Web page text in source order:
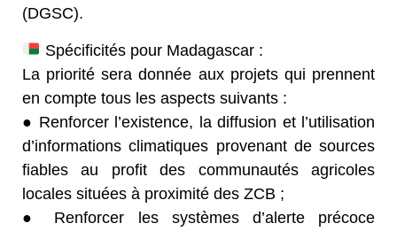
(DGSC).
Spécificités pour Madagascar :
La priorité sera donnée aux projets qui prennent
en compte tous les aspects suivants :
● Renforcer l’existence, la diffusion et l’utilisation
d’informations climatiques provenant de sources
fiables au profit des communautés agricoles
locales situées à proximité des ZCB ;
● Renforcer les systèmes d’alerte précoce